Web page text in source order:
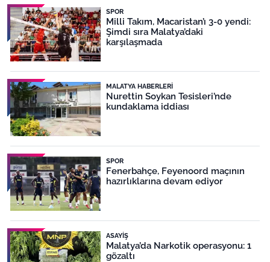
SPOR
Milli Takım, Macaristan’ı 3-0 yendi:
Şimdi sıra Malatya’daki
karşılaşmada
MALATYA HABERLERI
Nurettin Soykan Tesisleri’nde
kundaklama iddiası
SPOR
Fenerbahçe, Feyenoord maçının
hazırlıklarına devam ediyor
ASAYIŞ
Malatya’da Narkotik operasyonu: 1
gözaltı